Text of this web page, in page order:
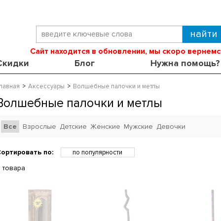
Сайт находится в обновлении, мы скоро
Блог Нужна помощь?
Аксессуары Волшебные палочки и метлы
палочки и метлы
Все Взрослые Детские Женские Мужские Девочки
по:
по популярности
товара